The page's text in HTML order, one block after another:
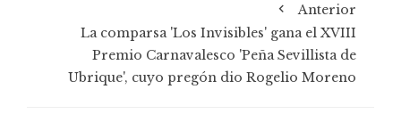
Anterior
La comparsa 'Los Invisibles' gana el XVIII
Premio Carnavalesco 'Peña Sevillista de
Ubrique', cuyo pregón dio Rogelio Moreno